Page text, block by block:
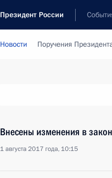
Президент России
Новости Поручения
Внесены изменения в
1 августа 2017 года, 10:15